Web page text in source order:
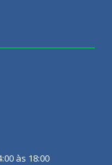
às 18:00